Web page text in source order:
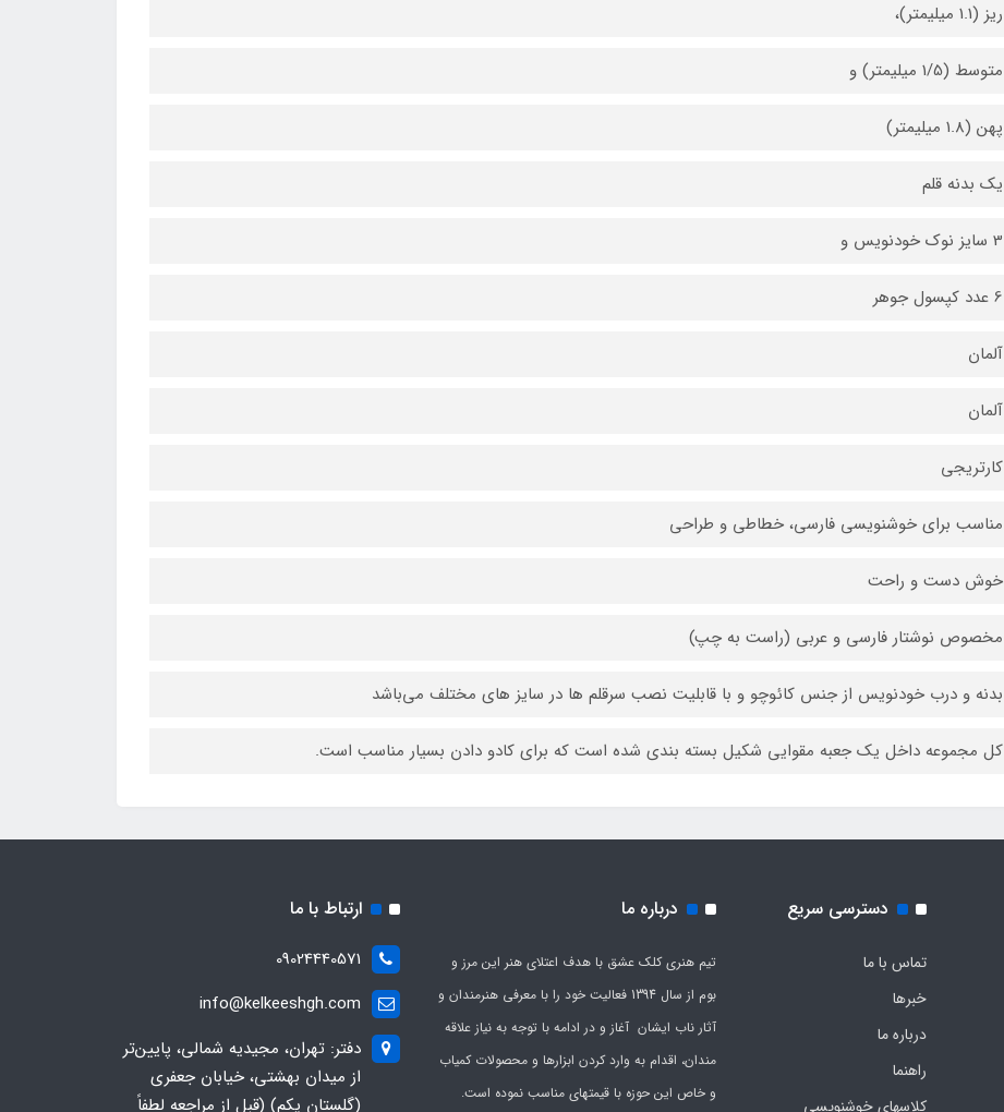
ریز (1.1 میلیمتر)،
متوسط (1/5 میلیمتر) و
پهن (1.8 میلیمتر)
یک بدنه قلم
3 سایز نوک خودنویس و
6 عدد کپسول جوهر
آلمان
آلمان
کارتریجی
مناسب برای خوشنویسی فارسی، خطاطی و طراحی
خوش دست و راحت
مخصوص نوشتار فارسی و عربی (راست به چپ)
بدنه و درب خودنویس از جنس کائوچو و با قابلیت نصب سرقلم ها در سایز های مختلف می‏‌باشد
کل مجموعه داخل یک جعبه مقوایی شکیل بسته بندی شده است که برای کادو دادن بسیار مناسب است.
دسترسی سریع
تماس با ما
خبرها
درباره ما
راهنما
کلاسهای خوشنویسی
درباره ما
تیم هنری کلک عشق با هدف اعتلای هنر این مرز و
بوم از سال 1394 فعالیت خود را با معرفی هنرمندان و
آثار ناب ایشان آغاز و در ادامه با توجه به نیاز علاقه
مندان، اقدام به وارد کردن ابزارها و محصولات کمیاب
و خاص این حوزه با قیمتهای مناسب نموده است.
ارتباط با ما
09024440571
info@kelkeeshgh.com
دفتر: تهران، مجیدیه شمالی، پایین‌تر
از میدان بهشتی، خیابان جعفری
(گلستان یکم) (قبل از مراجعه لطفاً